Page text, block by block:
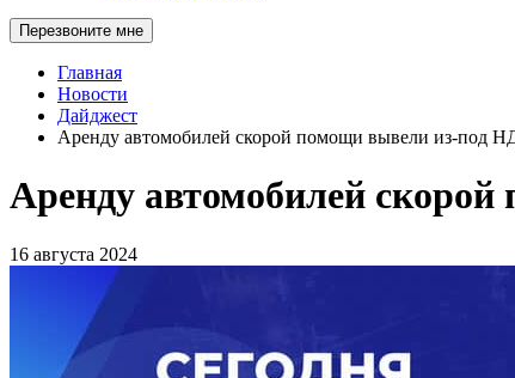
Перезвоните мне
Главная
Новости
Дайджест
Аренду автомобилей скорой помощи вывели из-под
Аренду автомобилей
16 августа 2024